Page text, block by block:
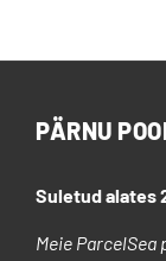
PÄRNU
Suletud alates
Meie